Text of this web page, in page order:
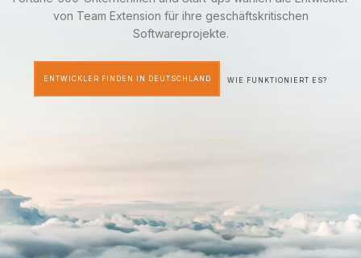
von Team Extension für ihre geschäftskritischen
Softwareprojekte.
ENTWICKLER FINDEN IN DEUTSCHLAND WIE FUNKTIONIERT ES?